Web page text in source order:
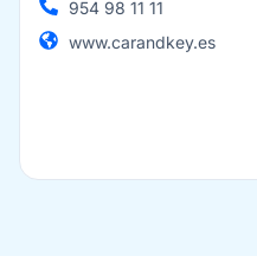
954 98 11 11
www.carandkey.es